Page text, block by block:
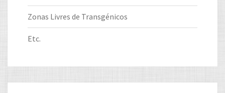
Zonas Livres de Transgénicos
Etc.